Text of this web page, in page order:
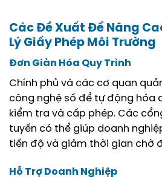
Các Đề Xuất Để Nâng
Lý Giấy Phép Môi Trường
Đơn Giản Hóa Quy Trình
Chính phủ và các cơ quan
công nghệ số để tự động hóa
kiểm tra và cấp phép. Các
tuyến có thể giúp doanh
tiến độ và giảm thời gian chờ
Hỗ Trợ Doanh Nghiệp